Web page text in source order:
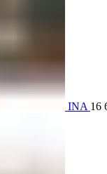
INA 16